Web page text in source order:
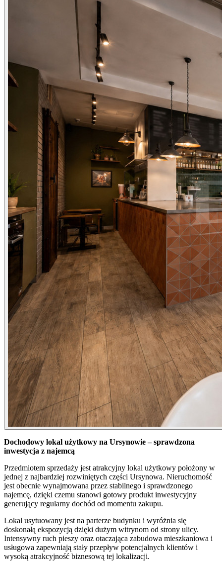
Dochodowy lokal użytkowy na Ursynowie – sprawdzona
inwestycja z najemcą
Przedmiotem sprzedaży jest atrakcyjny lokal użytkowy położony w
jednej z najbardziej rozwiniętych części Ursynowa. Nieruchomość
jest obecnie wynajmowana przez stabilnego i sprawdzonego
najemcę, dzięki czemu stanowi gotowy produkt inwestycyjny
generujący regularny dochód od momentu zakupu.
Lokal usytuowany jest na parterze budynku i wyróżnia się
doskonałą ekspozycją dzięki dużym witrynom od strony ulicy.
Intensywny ruch pieszy oraz otaczająca zabudowa mieszkaniowa i
usługowa zapewniają stały przepływ potencjalnych klientów i
wysoką atrakcyjność biznesową tej lokalizacji.